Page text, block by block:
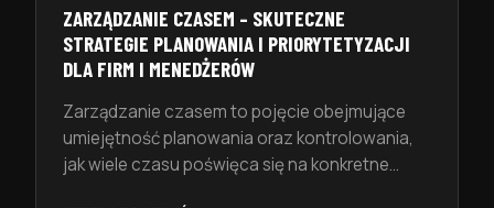
ZARZĄDZANIE CZASEM – SKUTECZNE
STRATEGIE PLANOWANIA I PRIORYTETYZACJI
DLA FIRM I MENEDŻERÓW
Zarządzanie czasem to pojęcie obejmujące
umiejętność planowania oraz kontrolowania,
jak wiele czasu poświęca się na konkretne